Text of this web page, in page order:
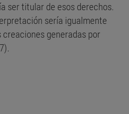
ser titular de esos derechos.
sería igualmente
generadas por